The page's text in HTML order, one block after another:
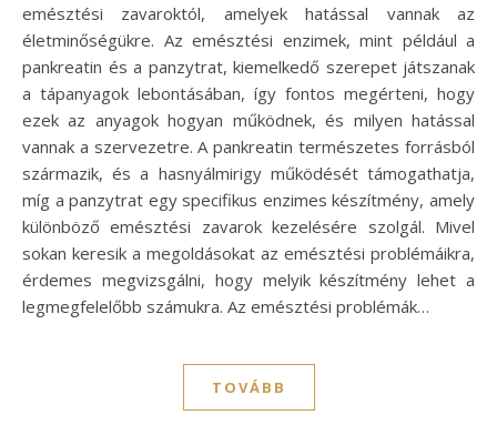
emésztési zavaroktól, amelyek hatással vannak az
életminőségükre. Az emésztési enzimek, mint például a
pankreatin és a panzytrat, kiemelkedő szerepet játszanak
a tápanyagok lebontásában, így fontos megérteni, hogy
ezek az anyagok hogyan működnek, és milyen hatással
vannak a szervezetre. A pankreatin természetes forrásból
származik, és a hasnyálmirigy működését támogathatja,
míg a panzytrat egy specifikus enzimes készítmény, amely
különböző emésztési zavarok kezelésére szolgál. Mivel
sokan keresik a megoldásokat az emésztési problémáikra,
érdemes megvizsgálni, hogy melyik készítmény lehet a
legmegfelelőbb számukra. Az emésztési problémák…
TOVÁBB